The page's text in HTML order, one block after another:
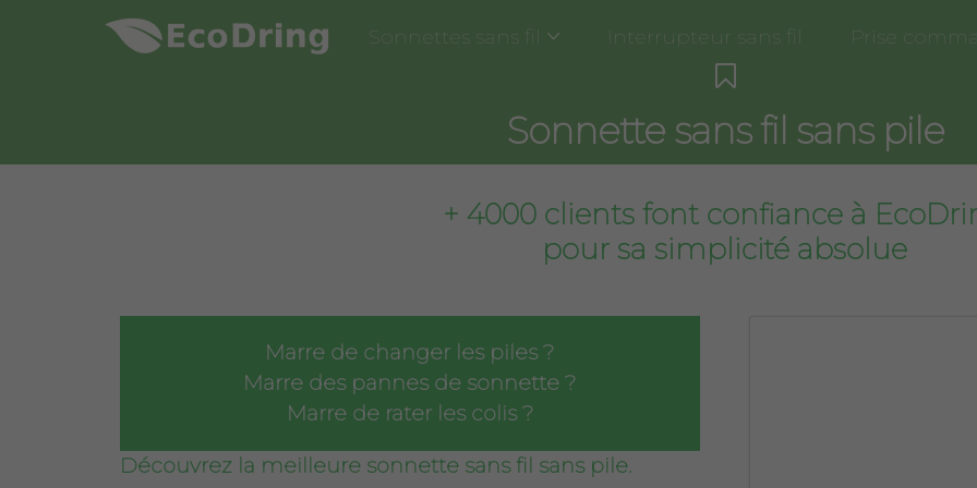
Sonnettes sans fil Interrupteur sans fil Prise
Sonnette sans fil sans pile
+ 4000 clients font confiance à
pour sa simplicité absolue
Marre de changer les piles ?
Marre des pannes de sonnette ?
Marre de rater les colis ?
Découvrez la meilleure sonnette sans fil sans pile.